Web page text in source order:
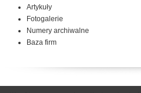
Artykuły
Fotogalerie
Numery archiwalne
Baza firm